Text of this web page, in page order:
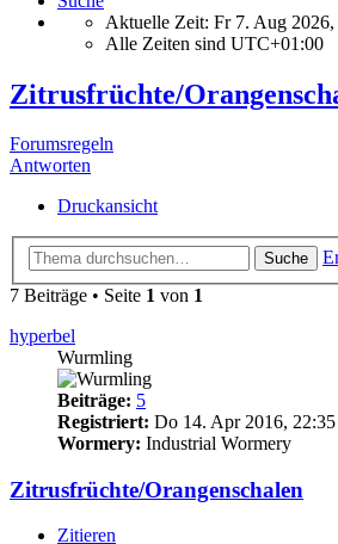
Aktuelle Zeit: Fr 7. Aug 2026,
Alle Zeiten sind UTC+01:00
Zitrusfrüchte/
Forumsregeln
Antworten
Druckansicht
Suche
7 Beiträge • Seite 1 von 1
hyperbel
Wurmling
Beiträge: 5
Registriert: Do 14. Apr 2016, 22:35
Wormery: Industrial Wormery
Zitrusfrüchte/Orangenschalen
Zitieren